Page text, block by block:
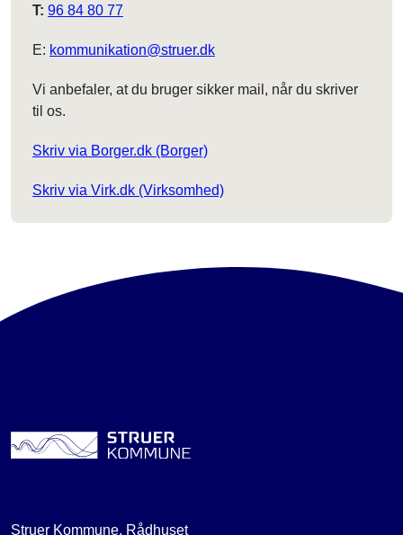
T: 96 84 80 77
E: kommunikation@struer.dk
Vi anbefaler, at du bruger sikker mail, når du skriver
til os.
Skriv via Borger.dk (Borger)
Skriv via Virk.dk (Virksomhed)
Struer Kommune, Rådhuset